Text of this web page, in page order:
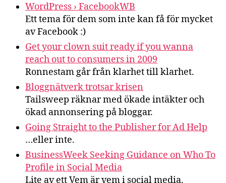
WordPress › FacebookWB
Ett tema för dem som inte kan få för mycket
av Facebook :)
Get your clown suit ready if you wanna
reach out to consumers in 2009
Ronnestam går från klarhet till klarhet.
Bloggnätverk trotsar krisen
Tailsweep räknar med ökade intäkter och
ökad annonsering på bloggar.
Going Straight to the Publisher for Ad Help
…eller inte.
BusinessWeek Seeking Guidance on Who To
Profile in Social Media
Lite av ett Vem är vem i social media.